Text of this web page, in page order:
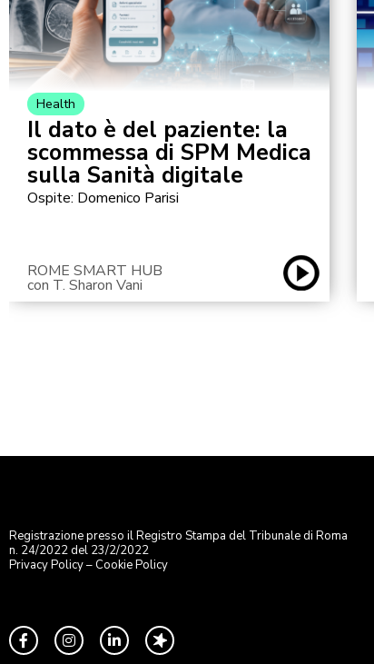
Health
Il dato è del paziente: la
scommessa di SPM Medica
sulla Sanità digitale
Ospite: Domenico Parisi
ROME SMART HUB
con T. Sharon Vani
Registrazione presso il Registro Stampa del Tribunale di Roma
n. 24/2022 del 23/2/2022
Privacy Policy– Cookie Policy